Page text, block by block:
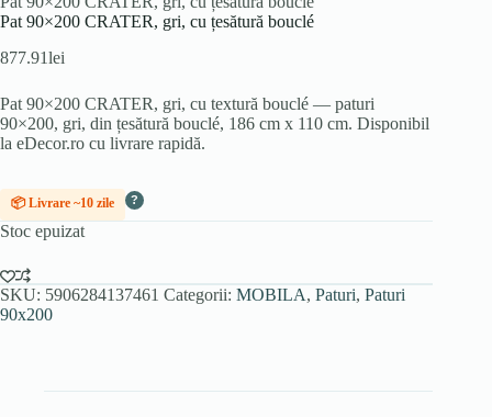
Pat 90×200 CRATER, gri, cu țesătură bouclé
877.91lei
Pat 90×200 CRATER, gri, cu textură bouclé — paturi
90×200, gri, din țesătură bouclé, 186 cm x 110 cm. Disponibil
la eDecor.ro cu livrare rapidă.
📦 Livrare ~10 zile ?
Stoc epuizat
SKU: 5906284137461 Categorii: MOBILA, Paturi, Paturi
90x200